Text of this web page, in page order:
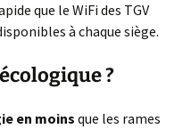
que le WiFi des TGV
à chaque siège.
?
en moins que les rames